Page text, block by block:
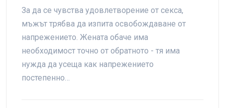
За да се чувства удовлетворение от секса,
мъжът трябва да изпита освобождаване от
напрежението. Жената обаче има
необходимост точно от обратното - тя има
нужда да усеща как напрежението
постепенно…